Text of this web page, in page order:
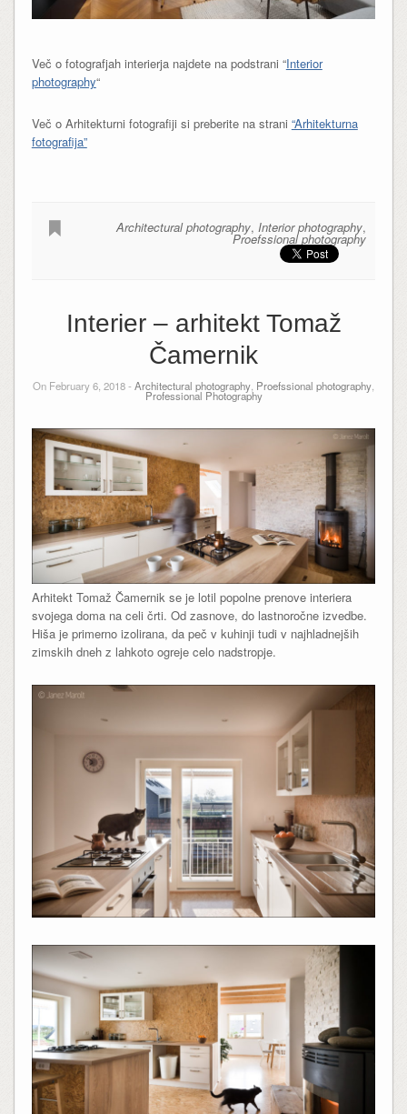
Več o fotografjah interierja najdete na podstrani “Interior
photography“
Več o Arhitekturni fotografiji si preberite na strani “Arhitekturna
fotografija”
Architectural photography,Interior photography,
Proefssional photography
Interier – arhitekt Tomaž
Čamernik
On February 6, 2018 - Architectural photography, Proefssional photography,
Professional Photography
Arhitekt Tomaž Čamernik se je lotil popolne prenove interiera
svojega doma na celi črti. Od zasnove, do lastnoročne izvedbe.
Hiša je primerno izolirana, da peč v kuhinji tudi v najhladnejših
zimskih dneh z lahkoto ogreje celo nadstropje.